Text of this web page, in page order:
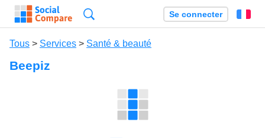
Se connecter
Tous > Services > Santé & beauté
Beepiz